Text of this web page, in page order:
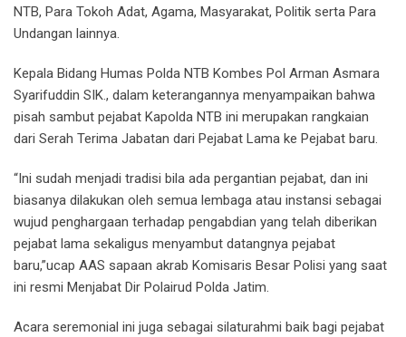
NTB, Para Tokoh Adat, Agama, Masyarakat, Politik serta Para
Undangan lainnya.
Kepala Bidang Humas Polda NTB Kombes Pol Arman Asmara
Syarifuddin SIK., dalam keterangannya menyampaikan bahwa
pisah sambut pejabat Kapolda NTB ini merupakan rangkaian
dari Serah Terima Jabatan dari Pejabat Lama ke Pejabat baru.
“Ini sudah menjadi tradisi bila ada pergantian pejabat, dan ini
biasanya dilakukan oleh semua lembaga atau instansi sebagai
wujud penghargaan terhadap pengabdian yang telah diberikan
pejabat lama sekaligus menyambut datangnya pejabat
baru,”ucap AAS sapaan akrab Komisaris Besar Polisi yang saat
ini resmi Menjabat Dir Polairud Polda Jatim.
Acara seremonial ini juga sebagai silaturahmi baik bagi pejabat